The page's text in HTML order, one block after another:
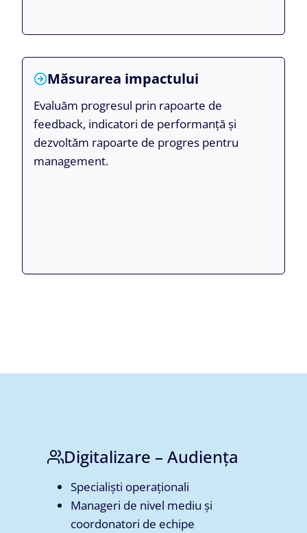
Măsurarea impactului
Evaluăm progresul prin rapoarte de
feedback, indicatori de performanță și
dezvoltăm rapoarte de progres pentru
management.
Digitalizare – Audiența
Specialiști operaționali
Manageri de nivel mediu și
coordonatori de echipe